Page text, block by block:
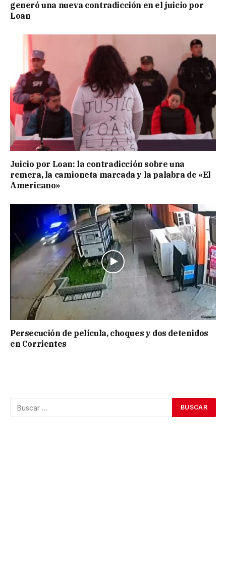
generó una nueva contradicción en el juicio por
Loan
Juicio por Loan: la contradicción sobre una
remera, la camioneta marcada y la palabra de «El
Americano»
Persecución de película, choques y dos detenidos
en Corrientes